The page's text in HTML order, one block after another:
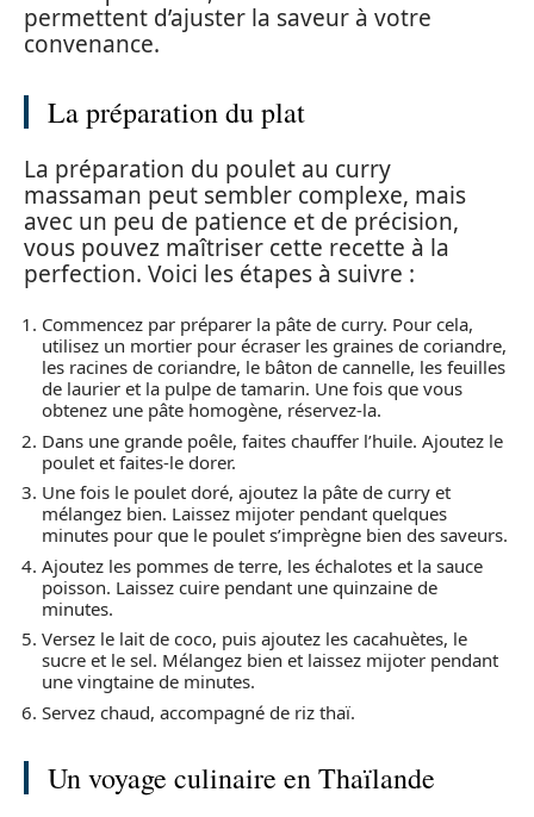
permettent d’ajuster la saveur à votre
convenance.
La préparation du plat
La préparation du poulet au curry
massaman peut sembler complexe, mais
avec un peu de patience et de précision,
vous pouvez maîtriser cette recette à la
perfection. Voici les étapes à suivre :
Commencez par préparer la pâte de curry. Pour cela,
utilisez un mortier pour écraser les graines de coriandre,
les racines de coriandre, le bâton de cannelle, les feuilles
de laurier et la pulpe de tamarin. Une fois que vous
obtenez une pâte homogène, réservez-la.
Dans une grande poêle, faites chauffer l’huile. Ajoutez le
poulet et faites-le dorer.
Une fois le poulet doré, ajoutez la pâte de curry et
mélangez bien. Laissez mijoter pendant quelques
minutes pour que le poulet s’imprègne bien des saveurs.
Ajoutez les pommes de terre, les échalotes et la sauce
poisson. Laissez cuire pendant une quinzaine de
minutes.
Versez le lait de coco, puis ajoutez les cacahuètes, le
sucre et le sel. Mélangez bien et laissez mijoter pendant
une vingtaine de minutes.
Servez chaud, accompagné de riz thaï.
Un voyage culinaire en Thaïlande